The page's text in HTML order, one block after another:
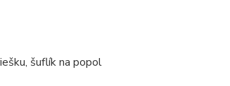
šuflík na popol